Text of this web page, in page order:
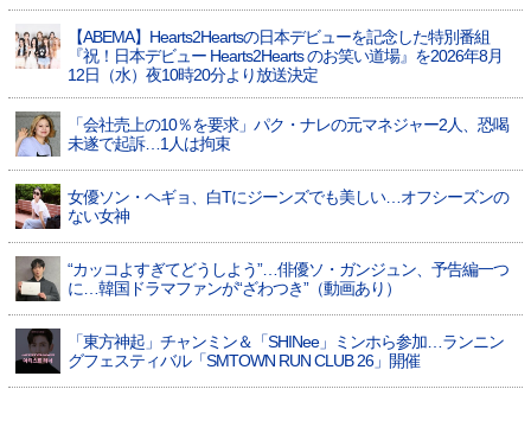
【ABEMA】Hearts2Heartsの日本デビューを記念した特別番組
『祝！日本デビュー Hearts2Hearts のお笑い道場』を2026年8月
12日（水）夜10時20分より放送決定
「会社売上の10％を要求」パク・ナレの元マネジャー2人、恐喝
未遂で起訴…1人は拘束
女優ソン・ヘギョ、白Tにジーンズでも美しい…オフシーズンの
ない女神
“カッコよすぎてどうしよう”…俳優ソ・ガンジュン、予告編一つ
に…韓国ドラマファンが“ざわつき”（動画あり）
「東方神起」チャンミン＆「SHINee」ミンホら参加…ランニン
グフェスティバル「SMTOWN RUN CLUB 26」開催